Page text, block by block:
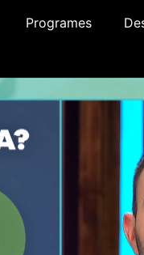
Programes